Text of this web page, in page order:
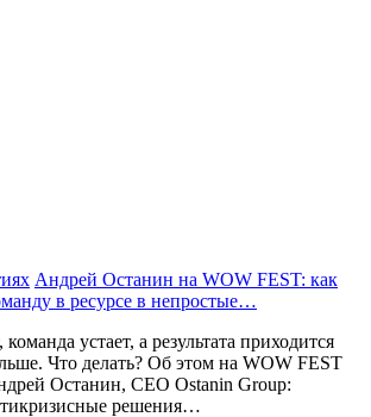
Андрей Останин на WOW FEST: как
в ресурсе в непростые…
устает, а результата приходится
Что делать? Об этом на WOW FEST
Останин, CEO Ostanin Group:
решения…